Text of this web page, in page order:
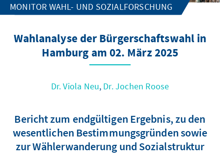
MONITOR WAHL- UND SOZIALFORSCHUNG
Wahlanalyse der Bürgerschaftswahl in
Hamburg am 02. März 2025
Dr. Viola Neu, Dr. Jochen Roose
Bericht zum endgültigen Ergebnis, zu den
wesentlichen Bestimmungsgründen sowie
zur Wählerwanderung und Sozialstruktur